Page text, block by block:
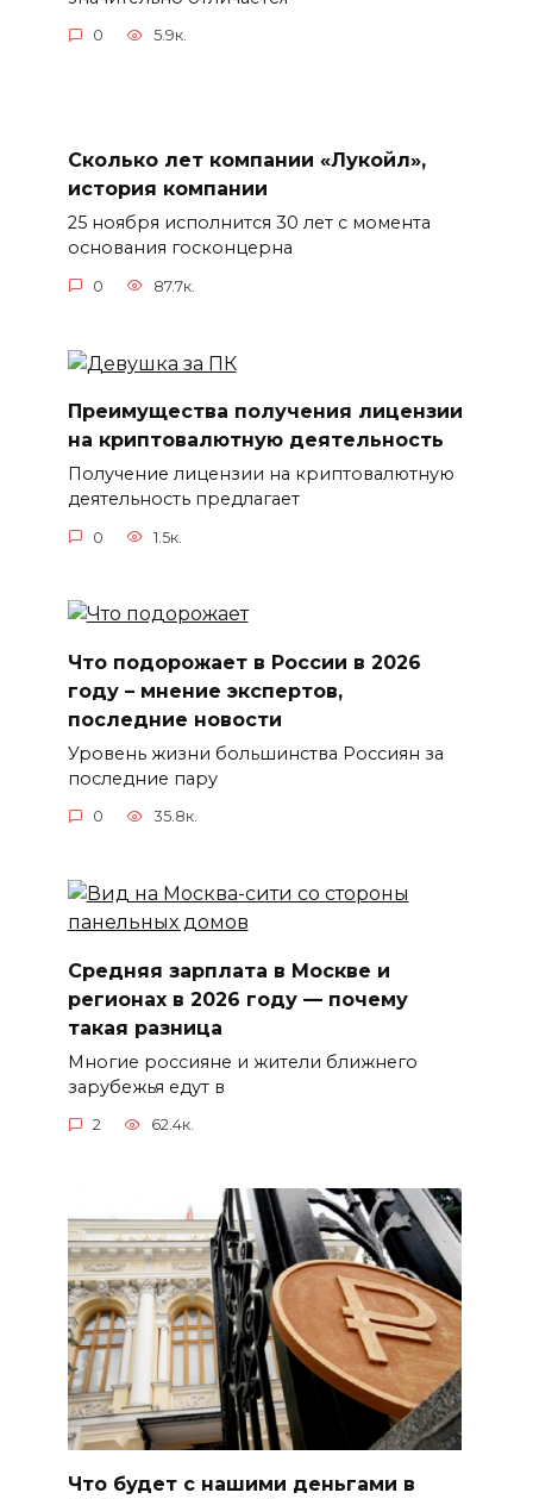
0 5.9к.
Сколько лет компании «Лукойл»,
история компании
25 ноября исполнится 30 лет с момента
основания госконцерна
0 87.7к.
Преимущества получения лицензии
на криптовалютную деятельность
Получение лицензии на криптовалютную
деятельность предлагает
0 1.5к.
Что подорожает в России в 2026
году – мнение экспертов,
последние новости
Уровень жизни большинства Россиян за
последние пару
0 35.8к.
Средняя зарплата в Москве и
регионах в 2026 году — почему
такая разница
Многие россияне и жители ближнего
зарубежья едут в
2 62.4к.
Что будет с нашими деньгами в